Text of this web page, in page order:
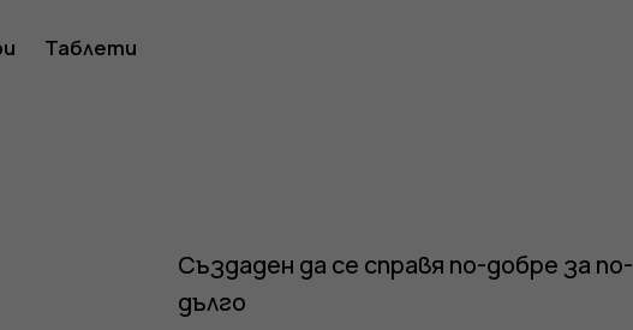
Таблети
Създаден да се справя по-добре за по-
дълго